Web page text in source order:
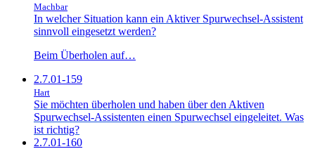
Machbar
In welcher Situation kann ein Aktiver Spurwechsel-Assistent
sinnvoll eingesetzt werden?
Beim Überholen auf…
2.7.01-159
Hart
Sie möchten überholen und haben über den Aktiven
Spurwechsel-Assistenten einen Spurwechsel eingeleitet. Was
ist richtig?
2.7.01-160